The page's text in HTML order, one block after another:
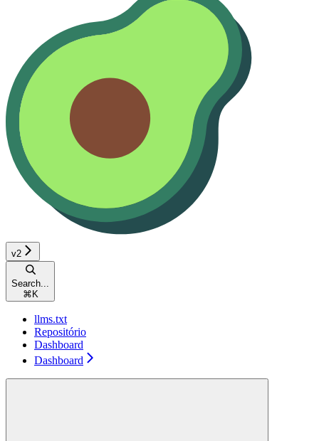
v2
Search...
⌘ K
llms.txt
Repositório
Dashboard
Dashboard